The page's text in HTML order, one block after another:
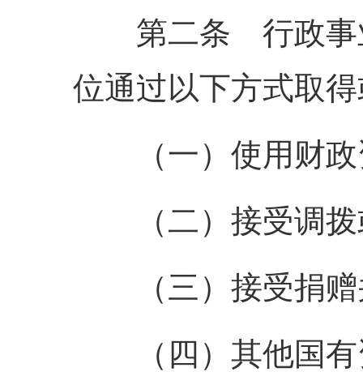
第二条 行政事业
位通过以下方式取
（一）使用财政
（二）接受调拨
（三）接受捐赠
（四）其他国有